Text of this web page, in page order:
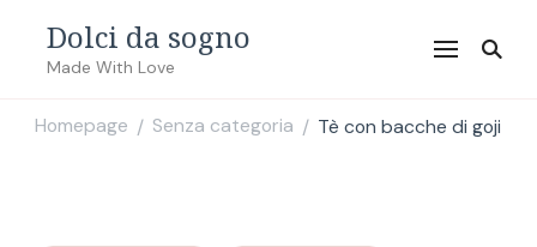
Dolci da sogno
Made With Love
Homepage / Senza categoria / Tè con bacche di goji